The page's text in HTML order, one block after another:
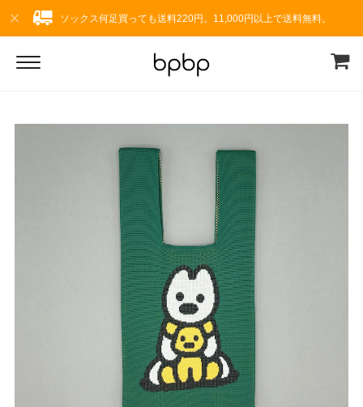
ソックス何足買っても送料220円。11,000円以上で送料無料。